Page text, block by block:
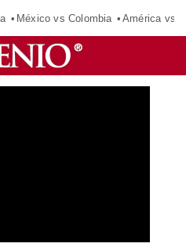
México vs Colombia América vs